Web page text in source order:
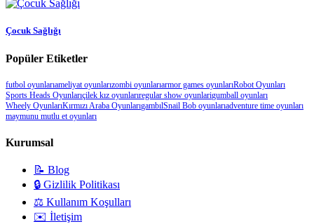
Çocuk Sağlığı
Popüler Etiketler
futbol oyunlarıameliyat oyunlarızombi oyunlarıarmor games oyunlarıRobot Oyunları
Sports Heads Oyunlarıçilek kız oyunlarıregular show oyunlarigumball oyunları
Wheely OyunlarıKırmızı Araba OyunlarıgambılSnail Bob oyunlarıadventure time oyunları
maymunu mutlu et oyunları
Kurumsal
📝 Blog
🔒 Gizlilik Politikası
⚖️ Kullanım Koşulları
✉️ İletişim